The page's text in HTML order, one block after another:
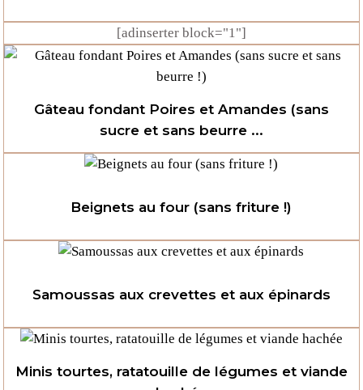
[adinserter block="1"]
Gâteau fondant Poires et Amandes (sans
sucre et sans beurre ...
Beignets au four (sans friture !)
Samoussas aux crevettes et aux épinards
Minis tourtes, ratatouille de légumes et viande